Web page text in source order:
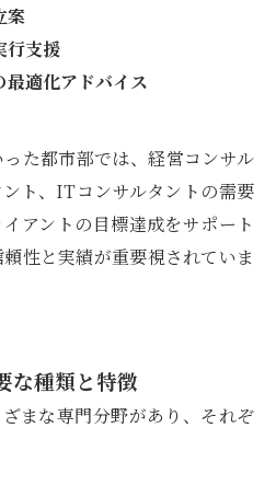
案
行支援
適化アドバイス
た都市部では、経営コンサル
ト、ITコンサルタントの需要
アントの目標達成をサポート
性と実績が重要視されていま
な種類と特徴
まな専門分野があり、それぞ